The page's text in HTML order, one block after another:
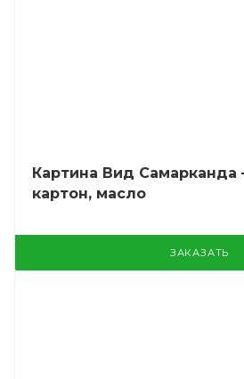
Картина Вид
картон, масло
ЗАКАЗАТЬ